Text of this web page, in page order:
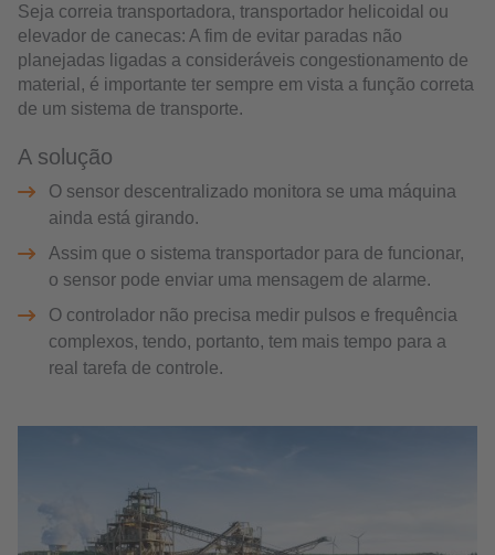
Seja correia transportadora, transportador helicoidal ou
elevador de canecas: A fim de evitar paradas não
planejadas ligadas a consideráveis congestionamento de
material, é importante ter sempre em vista a função correta
de um sistema de transporte.
A solução
O sensor descentralizado monitora se uma máquina
ainda está girando.
Assim que o sistema transportador para de funcionar,
o sensor pode enviar uma mensagem de alarme.
O controlador não precisa medir pulsos e frequência
complexos, tendo, portanto, tem mais tempo para a
real tarefa de controle.